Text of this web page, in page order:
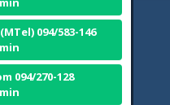
094/583-146
094/270-128